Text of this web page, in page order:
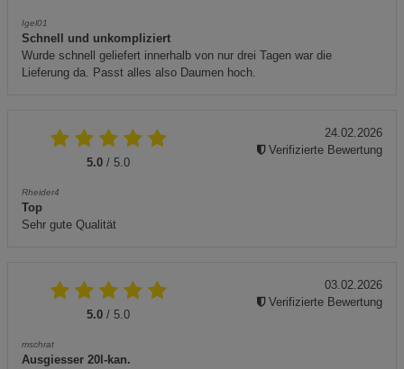
Igel01
Schnell und unkompliziert
Wurde schnell geliefert innerhalb von nur drei Tagen war die
Lieferung da. Passt alles also Daumen hoch.
5.0 / 5.0
Rheider4
Top
Sehr gute Qualität
24.02.2026
Verifizierte Bewertung
5.0 / 5.0
mschrat
Ausgiesser 20l-kan.
03.02.2026
Verifizierte Bewertung